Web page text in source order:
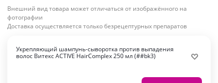
Внешний вид товара может отличаться от изображённого на
фотографии
Доставка осуществляется только безрецептурных препаратов
Укрепляющий шампунь-сыворотка против выпадения
волос Витекс ACTIVE HairComplex 250 мл (##bk3)